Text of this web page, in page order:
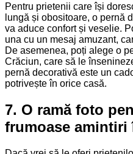
Pentru prietenii care își
lungă și obositoare, o pernă
va aduce confort și veselie.
una cu un mesaj amuzant,
De asemenea, poți alege o
Crăciun, care să le
pernă decorativă este un
potrivește în orice casă.
7. O ramă foto
frumoase amintiri